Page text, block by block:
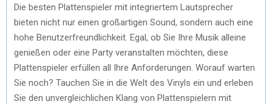
Die besten Plattenspieler mit integriertem Lautsprecher
bieten nicht nur einen großartigen Sound, sondern auch eine
hohe Benutzerfreundlichkeit. Egal, ob Sie Ihre Musik alleine
genießen oder eine Party veranstalten möchten, diese
Plattenspieler erfüllen all Ihre Anforderungen. Worauf warten
Sie noch? Tauchen Sie in die Welt des Vinyls ein und erleben
Sie den unvergleichlichen Klang von Plattenspielern mit